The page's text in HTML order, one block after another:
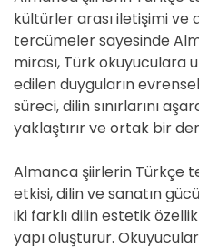
kültürler arası iletişimi ve
tercümeler sayesinde
mirası, Türk okuyuculara
edilen duyguların
süreci, dilin sınırlarını
yaklaştırır ve ortak bir
Almanca şiirlerin Türkçe
etkisi, dilin ve sanatın
iki farklı dilin estetik
yapı oluşturur.